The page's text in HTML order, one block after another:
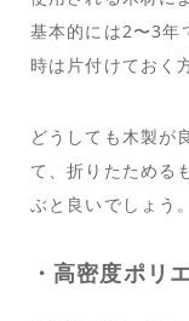
基本的には2〜3年
時は片付けておく
どうしても木製が
て、折りたためる
ぶと良いでしょう。
・高密度ポリ